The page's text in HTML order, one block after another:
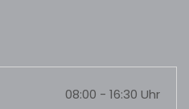
08:00 - 16:30 Uhr